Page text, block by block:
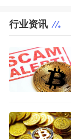
行业资讯